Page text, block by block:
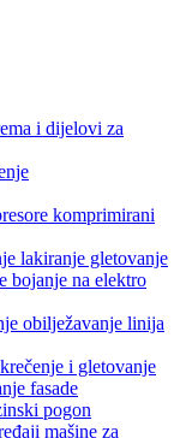
i dijelovi za
komprimirani
lakiranje gletovanje
bojanje na elektro
obilježavanje linija
i gletovanje
fasade
pogon
mašine za